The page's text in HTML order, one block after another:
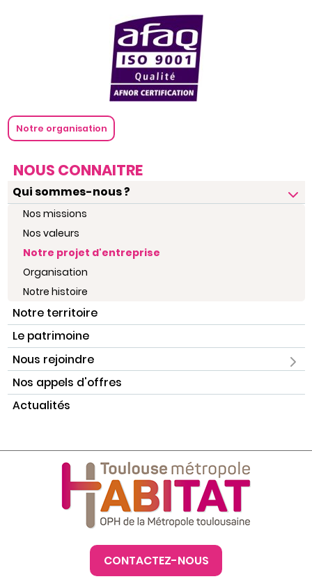
Notre organisation
NOUS CONNAITRE
Qui sommes-nous ?
Nos missions
Nos valeurs
Notre projet d'entreprise
Organisation
Notre histoire
Notre territoire
Le patrimoine
Nous rejoindre
Nos appels d'offres
Actualités
CONTACTEZ-NOUS